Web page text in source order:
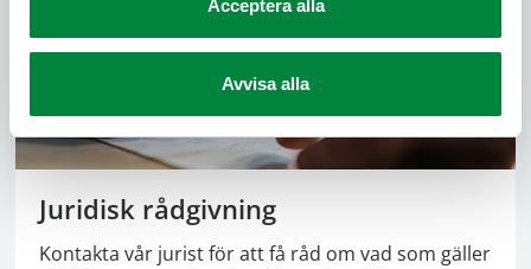
Acceptera alla
Avvisa alla
Juridisk rådgivning
Kontakta vår jurist för att få råd om vad som gäller